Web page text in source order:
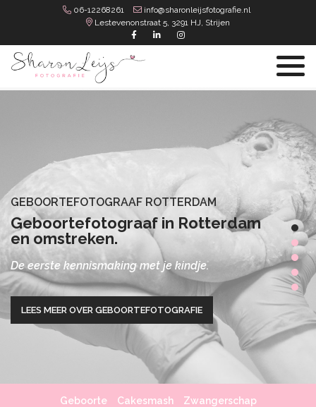
06-12268261
info@sharonleijsfotografie.nl
Lestevenonstraat 5, 3291 HJ, Strijen
GEBOORTEFOTOGRAAF ROTTERDAM
Geboortefotograaf in Rotterdam
en omstreken.
De eerste kennismaking met je kindje.
LEES MEER OVER GEBOORTEFOTOGRAFIE
Geboorte Cakesmash
Zwangerschap